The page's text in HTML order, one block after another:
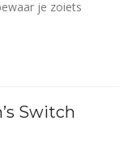
je zoiets
Switch